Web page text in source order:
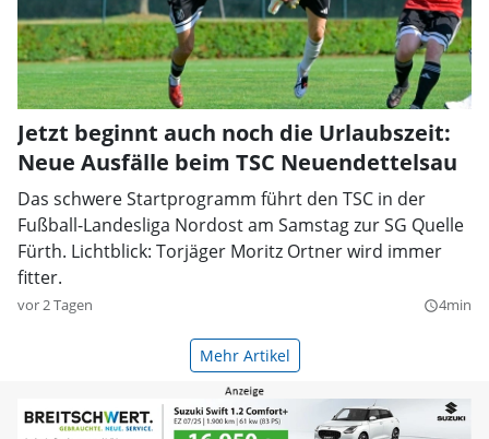
Jetzt beginnt auch noch die Urlaubszeit:
Neue Ausfälle beim TSC Neuendettelsau
Das schwere Startprogramm führt den TSC in der
Fußball-Landesliga Nordost am Samstag zur SG Quelle
Fürth. Lichtblick: Torjäger Moritz Ortner wird immer
fitter.
vor 2 Tagen query_builder4min
Mehr Artikel